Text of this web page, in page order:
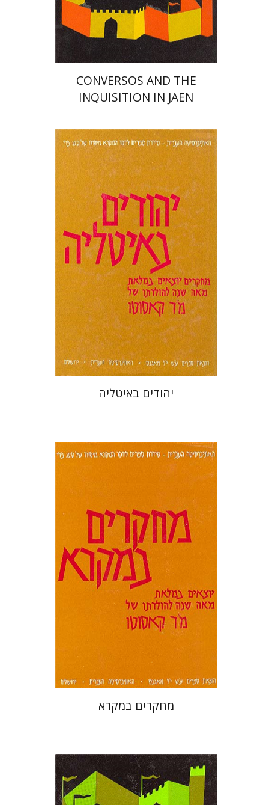
הנחת אתר ספר מודפס
$56
$50
CONVERSOS AND THE
INQUISITION IN JAEN
חיים ביינארט
יהודים באיטליה
שמואל א' ליונשטם
מחקרים במקרא